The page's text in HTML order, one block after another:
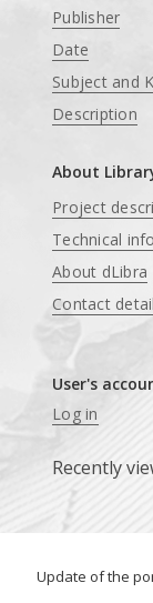
Publisher
Date
Subject and
Description
About
Project
Technical
About dLibra
Contact
User's
Log in
Recently
Update of the